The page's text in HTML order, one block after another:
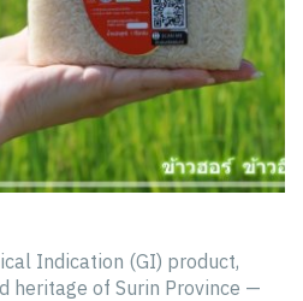
Indication (GI) product,
heritage of Surin Province —